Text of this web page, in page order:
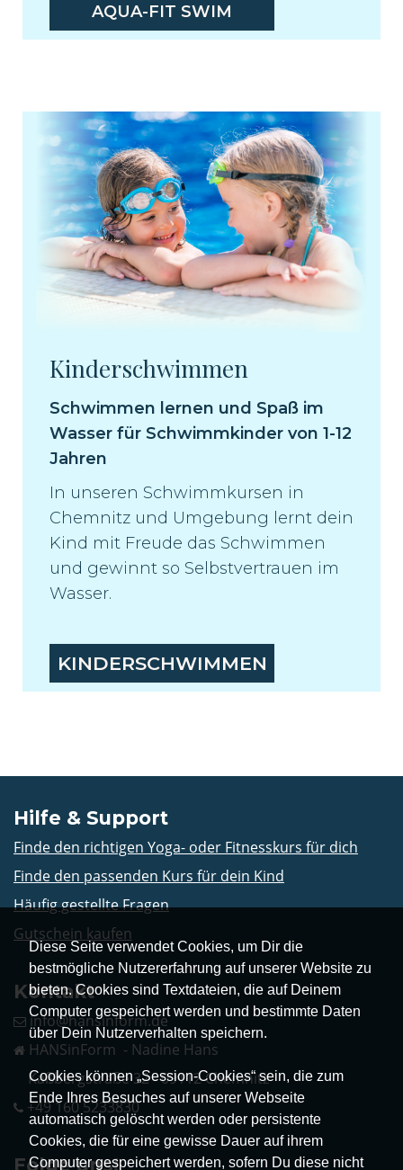
Diese Seite verwendet Cookies, um Dir die
bestmögliche Nutzererfahrung auf unserer Website zu
bieten. Cookies sind Textdateien, die auf Deinem
Computer gespeichert werden und bestimmte Daten
über Dein Nutzerverhalten speichern.
Cookies können „Session-Cookies“ sein, die zum
Ende Ihres Besuches auf unserer Webseite
automatisch gelöscht werden oder persistente
Cookies, die für eine gewisse Dauer auf ihrem
Computer gespeichert werden, sofern Du diese nicht
AQUA-FIT SWIM
Kinderschwimmen
Schwimmen lernen und Spaß im
Wasser für Schwimmkinder von 1-12
Jahren
In unseren Schwimmkursen in
Chemnitz und Umgebung lernt dein
Kind mit Freude das Schwimmen
und gewinnt so Selbstvertrauen im
Wasser.
KINDERSCHWIMMEN
Hilfe & Support
Finde den richtigen Yoga- oder Fitnesskurs für dich
Finde den passenden Kurs für dein Kind
Häufig gestellte Fragen
Gutschein kaufen
Kontakt
info@hansinform.de
HANSinForm - Nadine Hans
Kaßbergstraße 32 - 09112 Chemnitz
+49 160 5233830
Folge uns!